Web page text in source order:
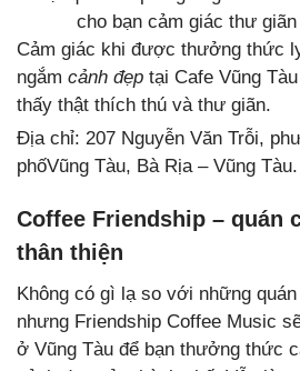
cho bạn cảm giác thư
Cảm giác khi được thưởng thức
ngắm cảnh đẹp tại Cafe Vũng
thấy thật thích thú và thư giãn.
Địa chỉ: 207 Nguyễn Văn Trỗi,
phốVũng Tàu, Bà Rịa – Vũng Tàu.
Coffee Friendship – quán
thân thiện
Không có gì lạ so với những
nhưng Friendship Coffee Music
ở Vũng Tàu để bạn thưởng thức